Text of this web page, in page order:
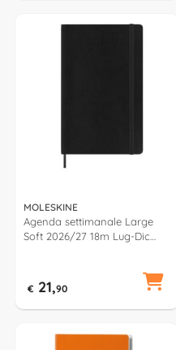
MOLESKINE
Agenda settimanale Large
Soft 2026/27 18m Lug-Dic
€ 21,90